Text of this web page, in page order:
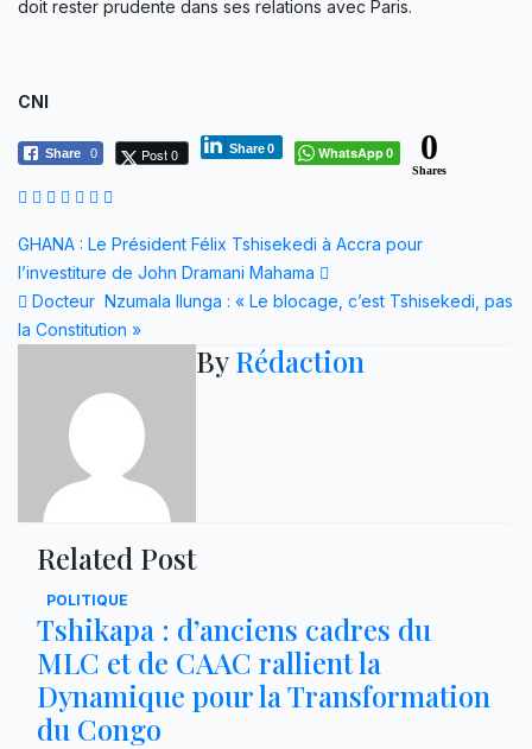
doit rester prudente dans ses relations avec Paris.
CNI
Share 0 Post 0 Share0 WhatsApp0 0
Shares
Navigation
de
l’article
GHANA : Le Président Félix Tshisekedi à Accra pour
l’investiture de John Dramani Mahama
Docteur Nzumala Ilunga : « Le blocage, c’est Tshisekedi, pas
la Constitution »
ByRédaction
Related Post
POLITIQUE
Tshikapa : d’anciens cadres du
MLC et de CAAC rallient la
Dynamique pour la Transformation
du Congo